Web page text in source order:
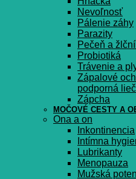
Nevoľnosť
Pálenie záhy
Parazity
Pečeň a
Probiotiká
Trávenie a
Zápalové
podporná
Zápcha
MOČOVÉ CESTY A
Ona a on
Inkontinencia
Intímna
Lubrikanty
Menopauza
Mužská